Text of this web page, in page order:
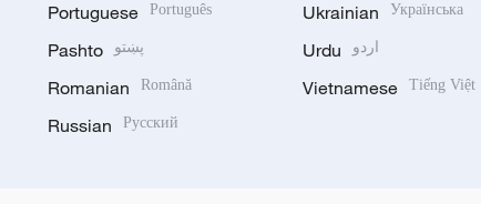
Portuguese Português
Pashto پښتو
Romanian Română
Russian Русский
Ukrainian Українська
Urdu اردو
Vietnamese Tiếng Việt